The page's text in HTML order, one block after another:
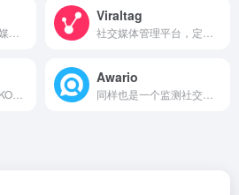
Viraltag
Awario